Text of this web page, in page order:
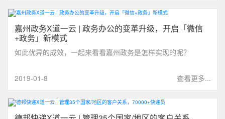
嘉州政务X道一云 | 政务办公的变革升级，开启「微信
+政务」新模式
如此优异的成效，一起来看看嘉州政务是怎样实现的呢？
查看更多...
2019-01-8